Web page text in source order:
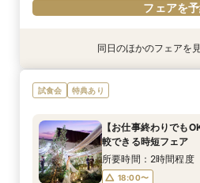
フェアを
特典あり
8/15(土)
【親御様のための相
で何でも相談OK♪
13:00〜 17:00〜
8/15(土)
タイパ重視◎【スマ
ン案内&見積り相談
11:00〜 16:00〜
衣装試着 特典あり
8/15(土)
≪ペットと一緒に≫ワ
和牛コース×新会場の
9:00〜
12:00〜
14:00〜
17:00〜
衣装試着 特典あり
8/15(土)
【熊本初★ミキハウス
場】安心の6大優待＆
所要時間：3時間程度
14:00〜
衣装試着 特典あり
8/15(土)
【1軒目･初見学にオ
ス無料試食付★1stステ
9:00〜
12:00〜
14:00〜
17:00〜
衣装試着 特典あり
8/15(土)
残▲8月感謝祭＼成約
ト／熊本の森×新会場
所要時間：3時間程度
14:00〜
同日のほかのフェアを
試食会 特典あり
【お仕事終わりでも
較できる時短フェア
所要時間：2時間程度
18:00〜